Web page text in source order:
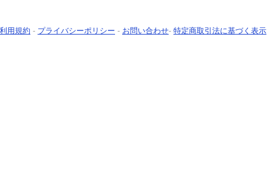
利用規約 - プライバシーポリシー - お問い合わせ- 特定商取引法に基づく表示